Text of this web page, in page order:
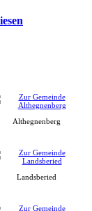
Althegnenberg
Landsberied